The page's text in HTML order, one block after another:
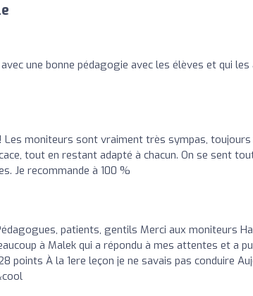
une bonne pédagogie avec les élèves et qui
Les moniteurs sont vraiment très sympas, toujours
tout en restant adapté à chacun. On se sent
Je recommande à 100 %
patients, gentils Merci aux moniteurs
à Malek qui a répondu à mes attentes et a
points À la 1ere leçon je ne savais pas conduire